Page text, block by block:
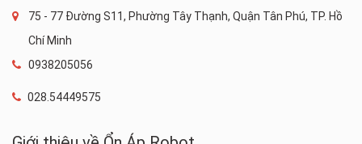
75 - 77 Đường S11, Phường Tây Thạnh, Quận Tân Phú, TP. Hồ
Chí Minh
0938205056
028.54449575